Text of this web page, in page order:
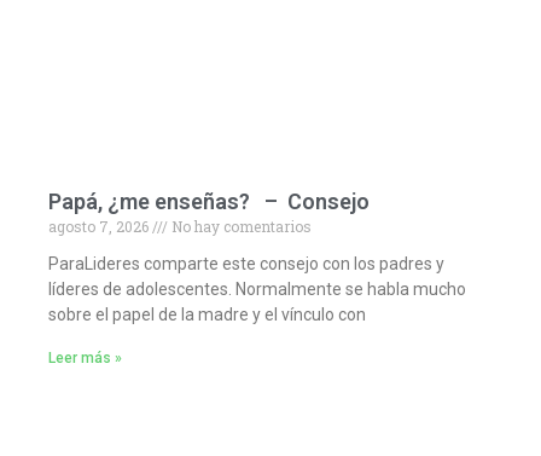
Papá, ¿me enseñas? – Consejo
agosto 7, 2026
No hay comentarios
ParaLideres comparte este consejo con los padres y
líderes de adolescentes. Normalmente se habla mucho
sobre el papel de la madre y el vínculo con
Leer más »